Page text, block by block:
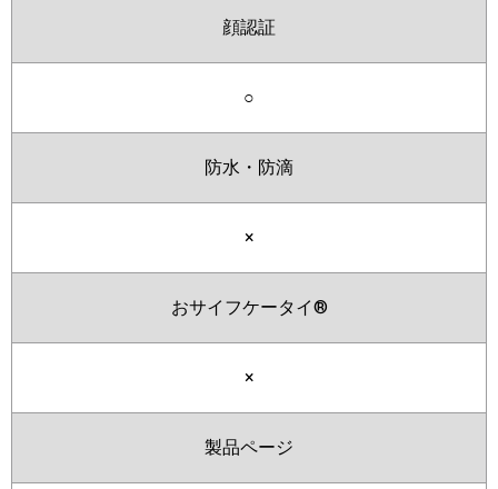
顔認証
○
防水・防滴
×
おサイフケータイ®
×
製品ページ